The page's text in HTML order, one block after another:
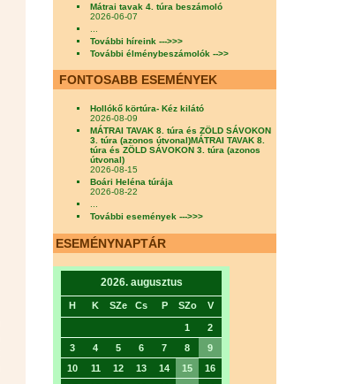
Mátrai tavak 4. túra beszámoló
2026-06-07
További híreink --->>>
További élménybeszámolók -->>
FONTOSABB ESEMÉNYEK
Hollókő körtúra- Kéz kilátó
2026-08-09
MÁTRAI TAVAK 8. túra és ZÖLD SÁVOKON
3. túra (azonos útvonal)MÁTRAI TAVAK 8.
túra és ZÖLD SÁVOKON 3. túra (azonos
útvonal)
2026-08-15
Boári Heléna túrája
2026-08-22
...
További események --->>>
ESEMÉNYNAPTÁR
2026. augusztus
H K SZe Cs P SZo V
1
2
3
4 5 6 7 8
9
10
11 12 13 14 15
16